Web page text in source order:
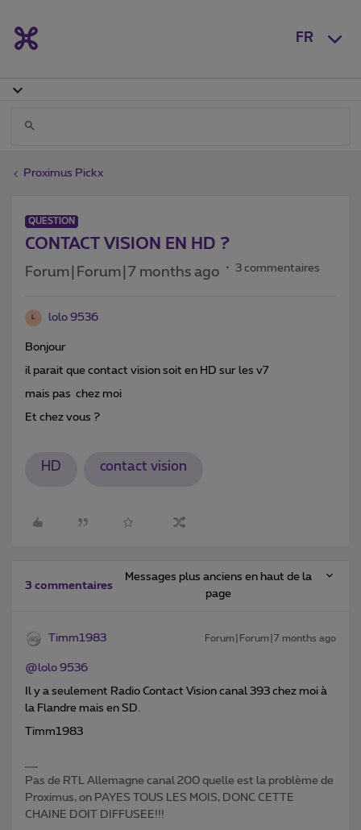
FR
Proximus Pickx
QUESTION
CONTACT VISION EN HD ?
Forum|Forum|7 months ago 3 commentaires
L lolo 9536
Bonjour
il parait que contact vision soit en HD sur les v7
mais pas chez moi
Et chez vous ?
HD contact vision
3 commentaires
Messages plus anciens en haut de la
page
Timm1983 Forum|Forum|7 months ago
@lolo 9536
Il y a seulement Radio Contact Vision canal 393 chez moi à
la Flandre mais en SD.
Timm1983
Pas de RTL Allemagne canal 200 quelle est la problème de
Proximus, on PAYES TOUS LES MOIS, DONC CETTE
CHAINE DOIT DIFFUSEE!!!